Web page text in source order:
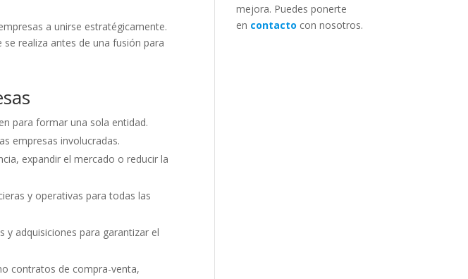
a unirse estratégicamente.
se realiza antes de una fusión para
para formar una sola entidad.
empresas involucradas.
expandir el mercado o reducir la
y operativas para todas las
y adquisiciones para garantizar el
contratos de compra-venta,
mejora. Puedes ponerte
en contacto con nosotros.